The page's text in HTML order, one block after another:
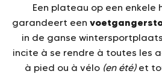
Een plateau op een enkele
garandeert een
in de ganse
incite à se rendre à toutes les
à pied ou à vélo (en été)et